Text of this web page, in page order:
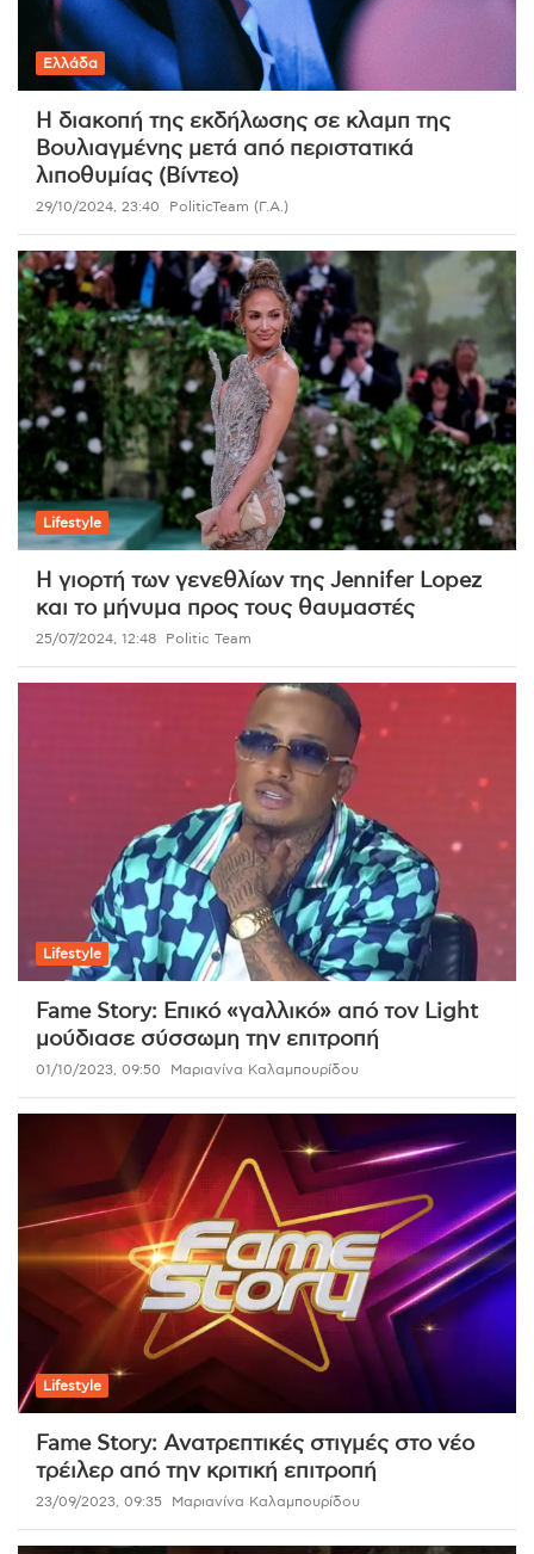
Ελλάδα
Η διακοπή της εκδήλωσης σε κλαμπ της
Βουλιαγμένης μετά από περιστατικά
λιποθυμίας (Βίντεο)
29/10/2024, 23:40 PoliticTeam (Γ.Α.)
Lifestyle
Η γιορτή των γενεθλίων της Jennifer Lopez
και το μήνυμα προς τους θαυμαστές
25/07/2024, 12:48 Politic Team
Lifestyle
Fame Story: Επικό «γαλλικό» από τον Light
μούδιασε σύσσωμη την επιτροπή
01/10/2023, 09:50 Μαριανίνα Καλαμπουρίδου
Lifestyle
Fame Story: Ανατρεπτικές στιγμές στο νέο
τρέιλερ από την κριτική επιτροπή
23/09/2023, 09:35 Μαριανίνα Καλαμπουρίδου